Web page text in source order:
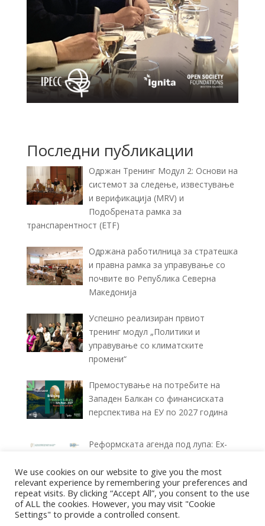
Последни публикации
Одржан Тренинг Модул 2: Основи на
системот за следење, известување
и верификација (MRV) и
Подобрената рамка за
транспарентност (ETF)
Одржана работилница за стратешка
и правна рамка за управување со
почвите во Република Северна
Македонија
Успешно реализиран првиот
тренинг модул „Политики и
управување со климатските
промени“
Премостување на потребите на
Западен Балкан со финансиската
перспектива на ЕУ по 2027 година
Реформската агенда под лупа: Ex-
спроведувањето (2025–2026)
We use cookies on our website to give you the most
relevant experience by remembering your preferences and
repeat visits. By clicking “Accept All”, you consent to the use
of ALL the cookies. However, you may visit "Cookie
Settings" to provide a controlled consent.